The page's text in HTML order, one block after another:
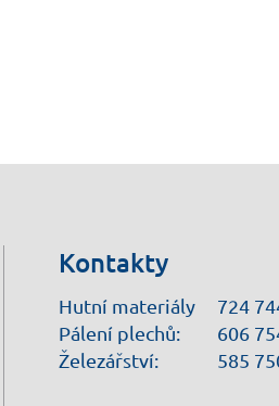
Kontakty
Hutní materiály
Pálení plechů:
Železářství:
724
606
585